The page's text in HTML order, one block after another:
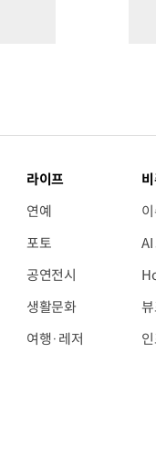
라이프
연예
포토
공연전시
생활문화
여행·레저